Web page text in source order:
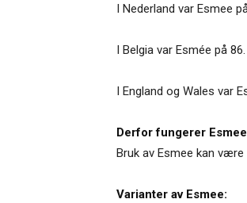
I Nederland var Esmee
I Belgia var Esmée på
I England og Wales var
Derfor fungerer
Bruk av Esmee kan være
Varianter av Esmee: